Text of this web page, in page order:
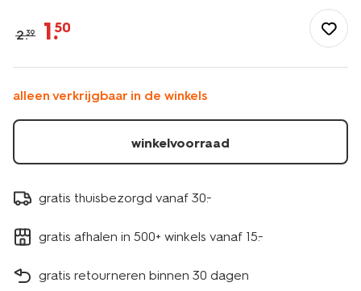
cadeau/versiering/feesthoedjes/feesthoedjes-
pompon-
-
-4-
stuks-
14250198.html
2.39 1.50
alleen verkrijgbaar in de winkels
winkelvoorraad
gratis thuisbezorgd vanaf 30.-
gratis afhalen in 500+ winkels vanaf 15.-
gratis retourneren binnen 30 dagen